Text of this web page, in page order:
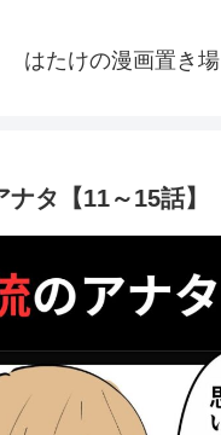
はたけの漫画置き場
タ【11～15話】